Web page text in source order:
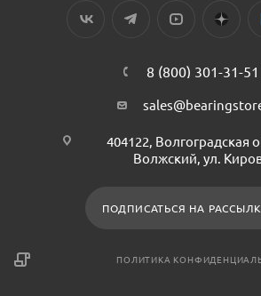
8 (800) 301-31-51
404122, Волгоградская
Волжский, ул.
ПОДПИСАТЬСЯ НА
ПОЛИТИКА